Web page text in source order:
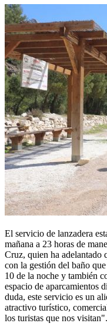
El servicio de lanzadera
mañana a 23 horas de
Cruz, quien ha adelantado
con la gestión del baño
10 de la noche y también
espacio de aparcamientos
duda, este servicio es un
atractivo turístico,
los turistas que nos visitan".